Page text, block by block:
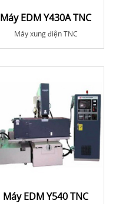
Máy EDM Y430A TNC
Máy xung điện TNC
Máy EDM Y540 TNC